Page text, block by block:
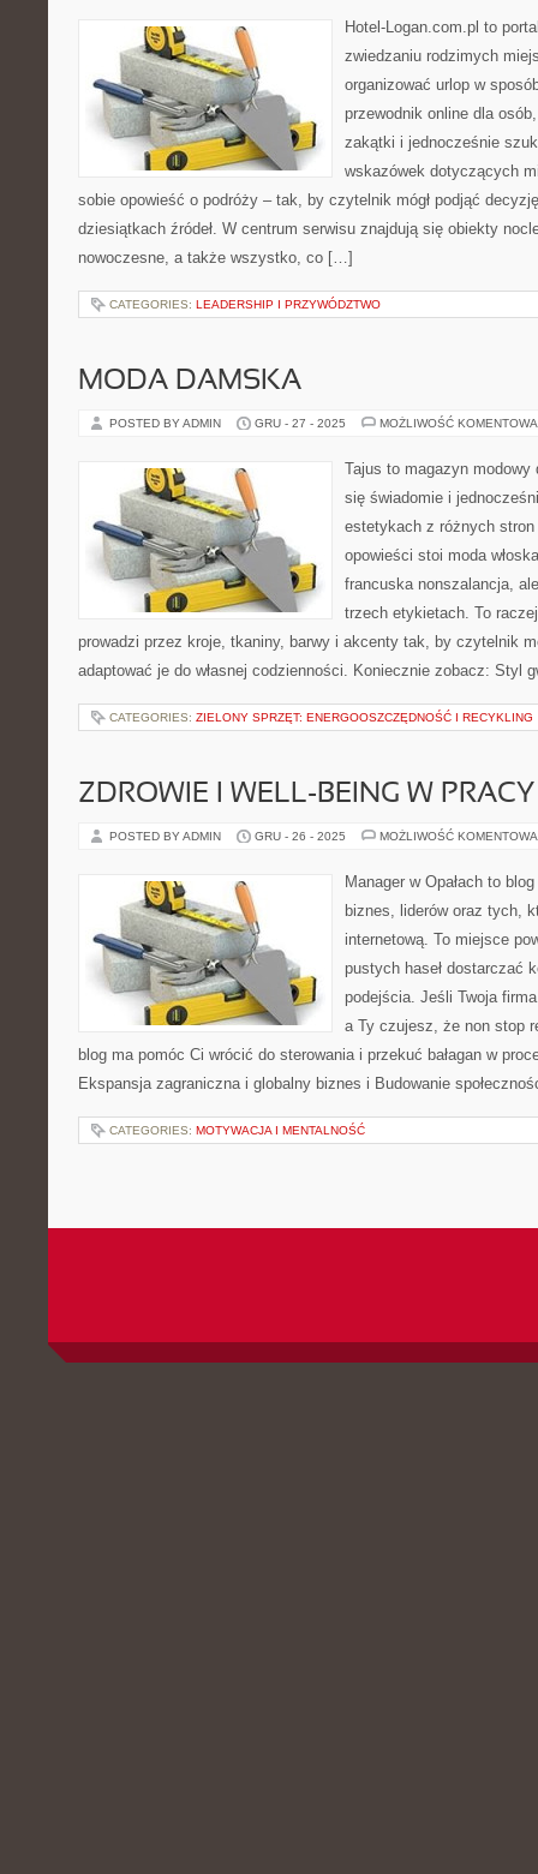
Hotel-Logan.com.pl to
zwiedzaniu rodzimych
organizować urlop w
przewodnik online dla
zakątki i jednocześnie
wskazówek dotyczących
sobie opowieść o podróży – tak, by czytelnik mógł podjąć
dziesiątkach źródeł. W centrum serwisu znajdują się obiekty
nowoczesne, a także wszystko, co […]
CATEGORIES: LEADERSHIP I PRZYWÓDZTWO
MODA DAMSKA
POSTED BY ADMIN GRU - 27 - 2025 MOŻLIWOŚĆ
Tajus to magazyn
się świadomie i
estetykach z różnych
opowieści stoi moda
francuska nonszalancja,
trzech etykietach. To
prowadzi przez kroje, tkaniny, barwy i akcenty tak, by czytelnik
adaptować je do własnej codzienności. Koniecznie zobacz: Styl
CATEGORIES: ZIELONY SPRZĘT: ENERGOOSZCZĘDNOŚĆ I RECYKLING
ZDROWIE I WELL-BEING W PRACY
POSTED BY ADMIN GRU - 26 - 2025 MOŻLIWOŚĆ
Manager w Opałach to
biznes, liderów oraz tych,
internetową. To miejsce
pustych haseł dostarczać
podejścia. Jeśli Twoja
a Ty czujesz, że non stop
blog ma pomóc Ci wrócić do sterowania i przekuć bałagan w
Ekspansja zagraniczna i globalny biznes i Budowanie
CATEGORIES: MOTYWACJA I MENTALNOŚĆ